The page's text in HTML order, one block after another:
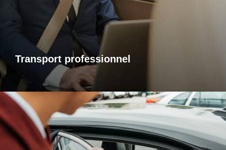
Transport professionnel
ou bien un évènement, profitez d’un service ponctuel, discret
et confortable.